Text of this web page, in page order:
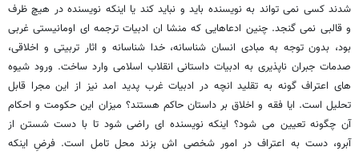
شدند کسی نمی تواند به نویسنده باید و نباید کند یا اینکه نویسنده در هیچ ظرف
و قالبی نمی گنجد. چنین ادعاهایی که منشا ان ادبیات ترجمه ای اومانیستی غربی
بود، بدون توجه به مبادی انسان شناسانه، خدا شناسانه و اثار تربیتی و اخلاقی،
صدمات جبران ناپذیری به ادبیات داستانی انقلاب اسلامی وارد ساخت. ورود شیوه
های اعتراف گونه به تقلید انچه در ادبیات غرب پدید امد نیز از این مجرا قابل
تحلیل است. ایا فقه و اخلاق بر داستان حاکم هستند؟ میزان این حکومت و احکام
آن چگونه تعیین می شود؟ اینکه نویسنده ای راضی شود تا با دست شستن از
آبرو، دست به اعتراف در امور شخصی اش بزند محل تامل است. فرضِ اینکه